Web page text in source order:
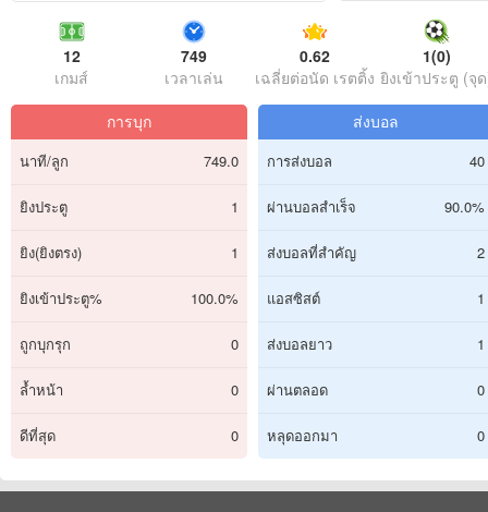
12
เกมส์
749
เวลาเล่น
0.62
เฉลี่ยต่อนัด เรตติ้ง
1(0)
ยิงเข้าประตู (จุ
การบุก
นาที/ลูก 749.0
ยิงประตู 1
ยิง(ยิงตรง) 1
ยิงเข้าประตู% 100.0%
ถูกบุกรุก 0
ล้ำหน้า 0
ดีที่สุด 0
ส่งบอล
การส่งบอล 40
ผ่านบอลสำเร็จ 90.0%
ส่งบอลที่สำคัญ 2
แอสซิสต์ 1
ส่งบอลยาว 1
ผ่านตลอด 0
หลุดออกมา 0